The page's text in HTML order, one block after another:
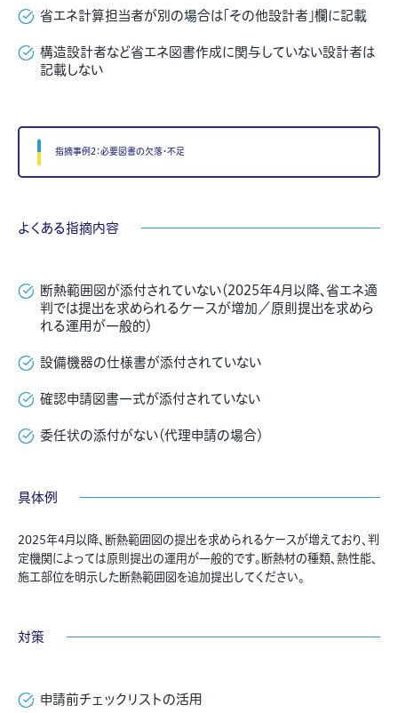
省エネ計算担当者が別の場合は「その他設計者」欄に記載
構造設計者など省エネ図書作成に関与していない設計者は
記載しない
指摘事例2：必要図書の欠落・不足
よくある指摘内容
断熱範囲図が添付されていない（2025年4月以降、省エネ適
判では提出を求められるケースが増加／原則提出を求めら
れる運用が一般的）
設備機器の仕様書が添付されていない
確認申請図書一式が添付されていない
委任状の添付がない（代理申請の場合）
具体例
2025年4月以降、断熱範囲図の提出を求められるケースが増えており、判
定機関によっては原則提出の運用が一般的です。断熱材の種類、熱性能、
施工部位を明示した断熱範囲図を追加提出してください。
対策
申請前チェックリストの活用